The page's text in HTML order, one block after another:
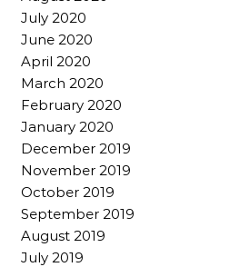
July 2020
June 2020
April 2020
March 2020
February 2020
January 2020
December 2019
November 2019
October 2019
September 2019
August 2019
July 2019